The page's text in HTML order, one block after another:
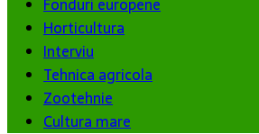
Horticultura
Interviu
Tehnica agricola
Zootehnie
Cultura mare